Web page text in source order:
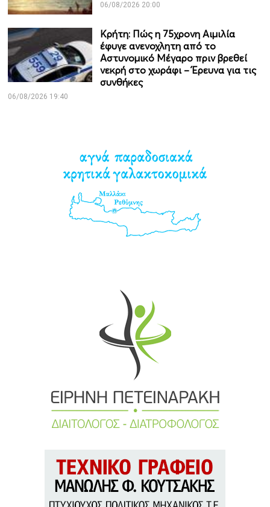
06/08/2026 20:00
Κρήτη: Πώς η 75χρονη Αιμιλία
έφυγε ανενοχλητη από το
Αστυνομικό Μέγαρο πριν βρεθεί
νεκρή στο χωράφι – Έρευνα για τις
συνθήκες
06/08/2026 19:40